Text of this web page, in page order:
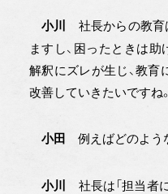
小川
社長からの教育
ますし、困ったときは
解釈にズレが生じ、教
改善していきたいですね。
小田 例えばどのよう
小川
社長は「担当者